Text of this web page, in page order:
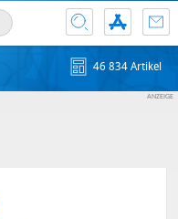
46 834 Artikel